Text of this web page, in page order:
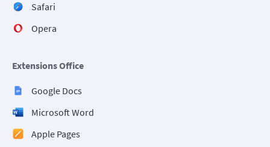
Safari
Opera
Extensions Office
Google Docs
Microsoft Word
Apple Pages